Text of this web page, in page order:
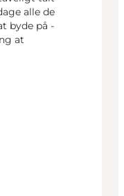
alle de
byde på -
at